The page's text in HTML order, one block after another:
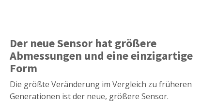
Der neue Sensor hat größere
Abmessungen und eine einzigartige
Form
Die größte Veränderung im Vergleich zu früheren
Generationen ist der neue, größere Sensor.